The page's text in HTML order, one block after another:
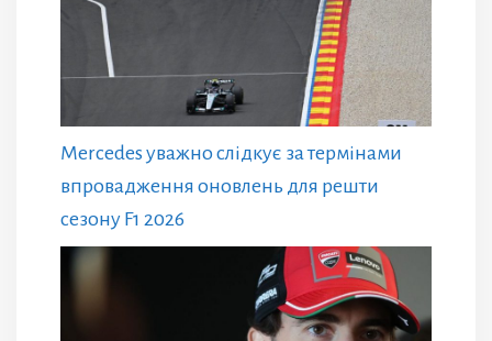
Mercedes уважно слідкує за термінами
впровадження оновлень для решти
сезону F1 2026